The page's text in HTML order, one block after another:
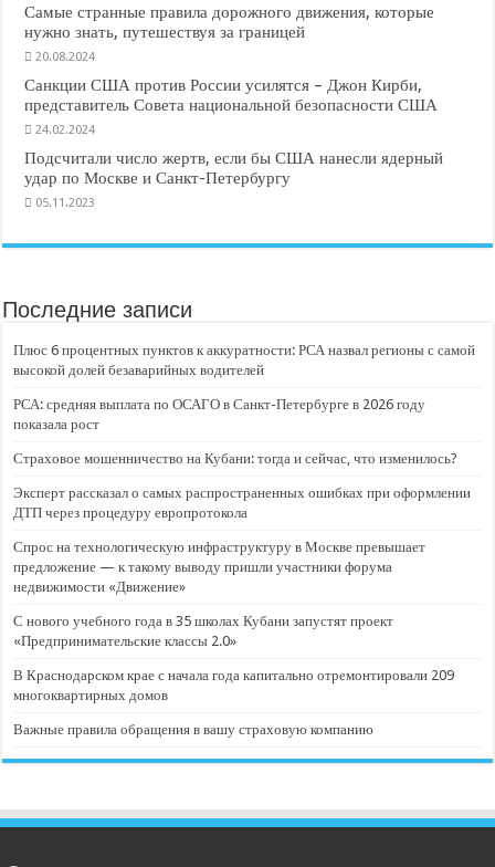
Самые странные правила дорожного движения, которые
нужно знать, путешествуя за границей
20.08.2024
Санкции США против России усилятся – Джон Кирби,
представитель Совета национальной безопасности США
24.02.2024
Подсчитали число жертв, если бы США нанесли ядерный
удар по Москве и Санкт-Петербургу
05.11.2023
Последние записи
Плюс 6 процентных пунктов к аккуратности: РСА назвал регионы с самой
высокой долей безаварийных водителей
РСА: средняя выплата по ОСАГО в Санкт-Петербурге в 2026 году
показала рост
Страховое мошенничество на Кубани: тогда и сейчас, что изменилось?
Эксперт рассказал о самых распространенных ошибках при оформлении
ДТП через процедуру европротокола
Спрос на технологическую инфраструктуру в Москве превышает
предложение — к такому выводу пришли участники форума
недвижимости «Движение»
С нового учебного года в 35 школах Кубани запустят проект
«Предпринимательские классы 2.0»
В Краснодарском крае с начала года капитально отремонтировали 209
многоквартирных домов
Важные правила обращения в вашу страховую компанию